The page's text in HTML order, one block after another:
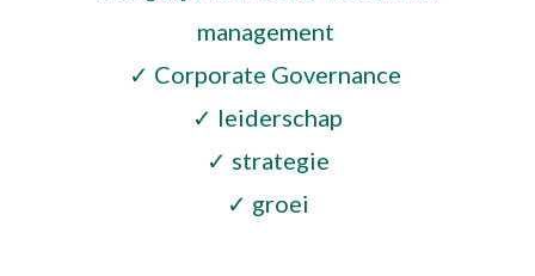
management
✓ Corporate Governance
✓ leiderschap
✓ strategie
✓ groei